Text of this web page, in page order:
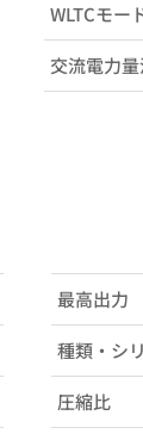
WLTCモー
交流電力
最高出力
種類・シ
圧縮比